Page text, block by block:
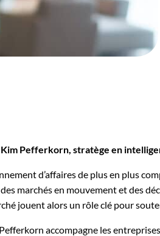
Pefferkorn, stratège en
d’affaires de plus en plus
marchés en mouvement et des
jouent alors un rôle clé pour
accompagne les